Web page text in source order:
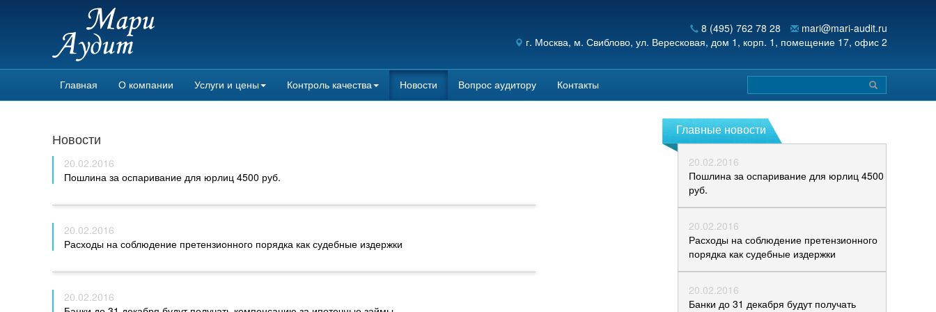
8 (495) 762 78 28
mari@mari-audit.ru
г. Москва, м. Свиблово, ул. Вересковая, дом 1, корп. 1, помещение 17, офис 2
Главная О компании Услуги и цены Контроль качества Новости Вопрос аудитору Контакты
Новости
20.02.2016
Пошлина за оспаривание для юрлиц 4500 руб.
20.02.2016
Расходы на соблюдение претензионного порядка как судебные издержки
20.02.2016
Главные новости
20.02.2016
Пошлина за оспаривание для юрлиц 4500
руб.
20.02.2016
Расходы на соблюдение претензионного
порядка как судебные издержки
20.02.2016
Банки до 31 декабря будут получать